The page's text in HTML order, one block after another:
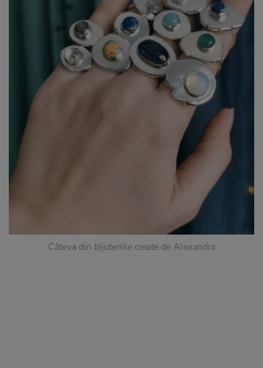
Câteva din bijuteriile create de Alexandra